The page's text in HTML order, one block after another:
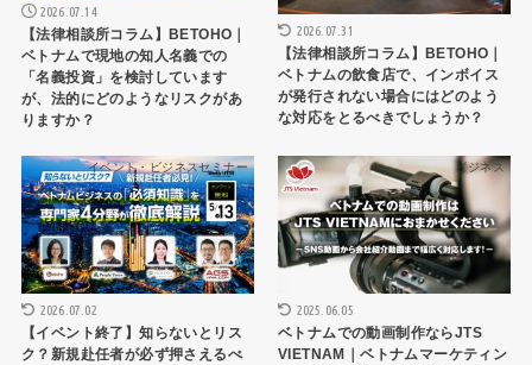
2026.07.14
【法律相談所コラム】BETOHO｜
ベトナムで現地の知人名義での
「名義投資」を検討しています
が、法的にどのようなリスクがあ
りますか？
2026.07.31
【法律相談所コラム】BETOHO｜
ベトナムの飲食店で、インボイス
が発行されない場合にはどのよう
な対応をとるべきでしょうか？
イベント・ビジネスセミナー
2026.07.02
【イベント終了】知らないとリス
ク？新規赴任者が必ず押さえるべ
ビジネス
2025.06.05
ベトナムでの動画制作ならJTS
VIETNAM｜ベトナムマーケティン